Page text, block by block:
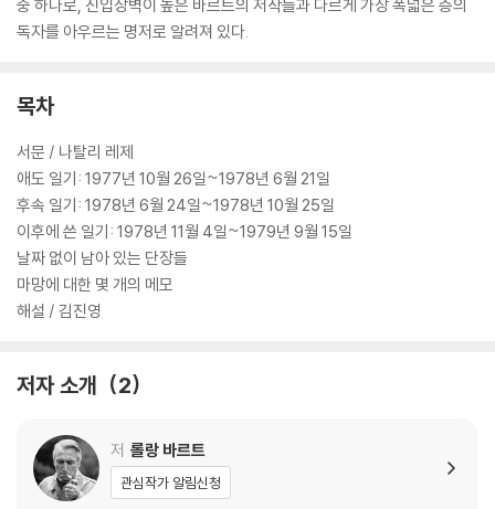
중 하나로, 진입장벽이 높은 바르트의 저작들과 다르게 가장 폭넓은 층의
독자를 아우르는 명저로 알려져 있다.
목차
서문 / 나탈리 레제
애도 일기: 1977년 10월 26일~1978년 6월 21일
후속 일기: 1978년 6월 24일~1978년 10월 25일
이후에 쓴 일기: 1978년 11월 4일~1979년 9월 15일
날짜 없이 남아 있는 단장들
마망에 대한 몇 개의 메모
해설 / 김진영
저자 소개 2
저 롤랑 바르트
관심작가 알림신청